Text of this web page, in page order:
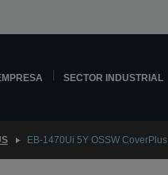
SECTOR INDUSTRIAL
EB-1470Ui 5Y OSSW CoverPlus